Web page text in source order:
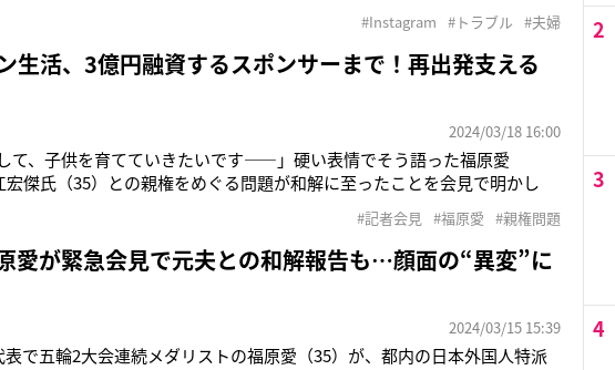
江と福原が2人で持つ共同親権という形をとっていたが、’22年7月に福原
#Instagram #トラブル #夫婦
活、3億円融資するスポンサーまで！再出発支える
2024/03/18 16:00
て、子供を育てていきたいです――」硬い表情でそう語った福原愛
宏傑氏（35）との親権をめぐる問題が和解に至ったことを会見で明かし
。「共同親権となりましたが、離婚翌年に福原さんが台湾を訪れた際、長
。
#記者会見 #福原愛 #親権問題
愛が緊急会見で元夫との和解報告も…顔面の“異変”に
2024/03/15 15:39
で五輪2大会連続メダリストの福原愛（35）が、都内の日本外国人特派